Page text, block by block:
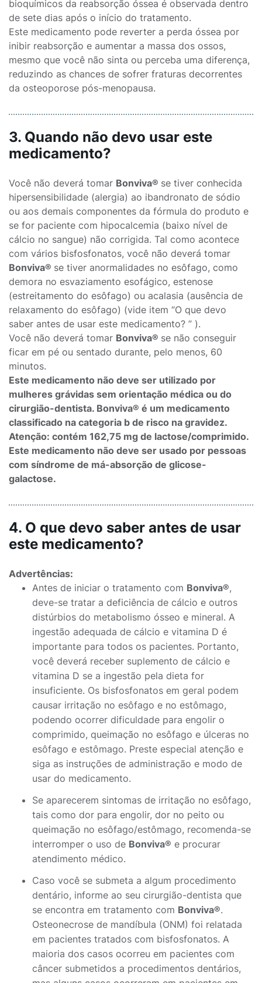
bioquímicos da reabsorção óssea é observada dentro
de sete dias após o início do tratamento.
Este medicamento pode reverter a perda óssea por
inibir reabsorção e aumentar a massa dos ossos,
mesmo que você não sinta ou perceba uma diferença,
reduzindo as chances de sofrer fraturas decorrentes
da osteoporose pós-menopausa.
3. Quando não devo usar este
medicamento?
Você não deverá tomar Bonviva® se tiver conhecida
hipersensibilidade (alergia) ao ibandronato de sódio
ou aos demais componentes da fórmula do produto e
se for paciente com hipocalcemia (baixo nível de
cálcio no sangue) não corrigida. Tal como acontece
com vários bisfosfonatos, você não deverá tomar
Bonviva® se tiver anormalidades no esôfago, como
demora no esvaziamento esofágico, estenose
(estreitamento do esôfago) ou acalasia (ausência de
relaxamento do esôfago) (vide item “O que devo
saber antes de usar este medicamento? ” ).
Você não deverá tomar Bonviva® se não conseguir
ficar em pé ou sentado durante, pelo menos, 60
minutos.
Este medicamento não deve ser utilizado por
mulheres grávidas sem orientação médica ou do
cirurgião-dentista. Bonviva® é um medicamento
classificado na categoria b de risco na gravidez.
Atenção: contém 162,75 mg de lactose/comprimido.
Este medicamento não deve ser usado por pessoas
com síndrome de má-absorção de glicose-
galactose.
4. O que devo saber antes de usar
este medicamento?
Advertências:
Antes de iniciar o tratamento com Bonviva®,
deve-se tratar a deficiência de cálcio e outros
distúrbios do metabolismo ósseo e mineral. A
ingestão adequada de cálcio e vitamina D é
importante para todos os pacientes. Portanto,
você deverá receber suplemento de cálcio e
vitamina D se a ingestão pela dieta for
insuficiente. Os bisfosfonatos em geral podem
causar irritação no esôfago e no estômago,
podendo ocorrer dificuldade para engolir o
comprimido, queimação no esôfago e úlceras no
esôfago e estômago. Preste especial atenção e
siga as instruções de administração e modo de
usar do medicamento.
Se aparecerem sintomas de irritação no esôfago,
tais como dor para engolir, dor no peito ou
queimação no esôfago/estômago, recomenda-se
interromper o uso de Bonviva® e procurar
atendimento médico.
Caso você se submeta a algum procedimento
dentário, informe ao seu cirurgião-dentista que
se encontra em tratamento com Bonviva®.
Osteonecrose de mandíbula (ONM) foi relatada
em pacientes tratados com bisfosfonatos. A
maioria dos casos ocorreu em pacientes com
câncer submetidos a procedimentos dentários,